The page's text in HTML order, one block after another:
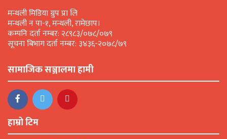
मन्थली मिडिया ग्रुप प्रा लि
मन्थली न पा-१, मन्थली, रामेछाप।
कम्पनि दर्ता नम्बर: २८९८३/०७८/०७९
सूचना बिभाग दर्ता नम्बर: ३४३६-२०७८/७९
सामाजिक सञ्जालमा हामी
हाम्रो टिम